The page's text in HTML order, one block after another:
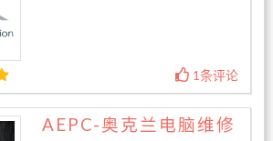
1条评论
AEPC-奥克兰电脑维修